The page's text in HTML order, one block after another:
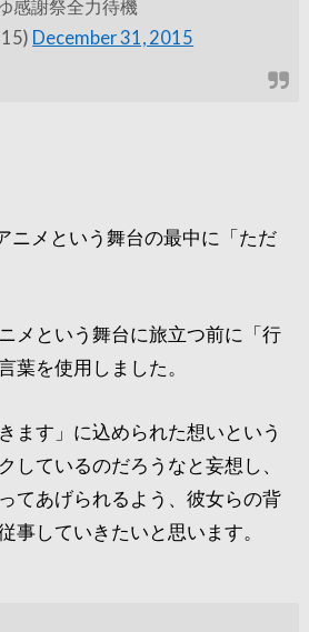
感謝祭全力待機
December 31, 2015
ニメという舞台の最中に「ただ
メという舞台に旅立つ前に「行
葉を使用しました。
ます」に込められた想いという
しているのだろうなと妄想し、
てあげられるよう、彼女らの背
事していきたいと思います。